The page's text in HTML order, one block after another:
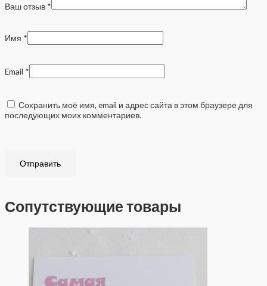
Ваш отзыв *
Имя *
Email *
Сохранить моё имя, email и адрес сайта в этом браузере для
последующих моих комментариев.
Сопутствующие товары